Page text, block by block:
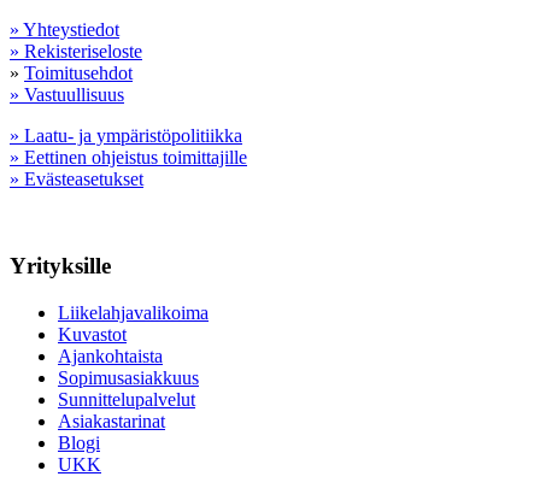
» Yhteystiedot
» Rekisteriseloste
» Toimitusehdot
» Vastuullisuus
» Laatu- ja ympäristöpolitiikka
» Eettinen ohjeistus toimittajille
» Evästeasetukset
Yrityksille
Liikelahjavalikoima
Kuvastot
Ajankohtaista
Sopimusasiakkuus
Sunnittelupalvelut
Asiakastarinat
Blogi
UKK